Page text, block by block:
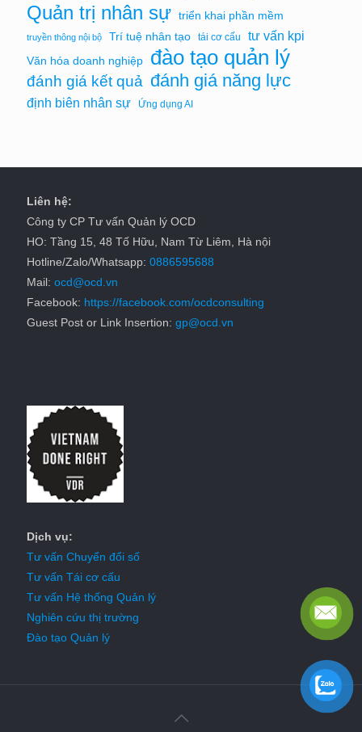
Quản trị nhân sự triển khai phần mềm
truyền thông nội bộ Trí tuệ nhân tạo tái cơ cấu tư vấn kpi
Văn hóa doanh nghiệp đào tạo quản lý
đánh giá kết quả đánh giá năng lực
định biên nhân sự Ứng dụng AI
Liên hệ:
Công ty CP Tư vấn Quản lý OCD
HO: Tầng 15, 48 Tố Hữu, Nam Từ Liêm, Hà nội
Hotline/Zalo/Whatsapp: 0886595688
Mail: ocd@ocd.vn
Facebook: https://facebook.com/ocdconsulting
Guest Post or Link Insertion: gp@ocd.vn
Dịch vụ:
Tư vấn Chuyển đổi số
Tư vấn Tái cơ cấu
Tư vấn Hệ thống Quản lý
Nghiên cứu thị trường
Đào tạo Quản lý